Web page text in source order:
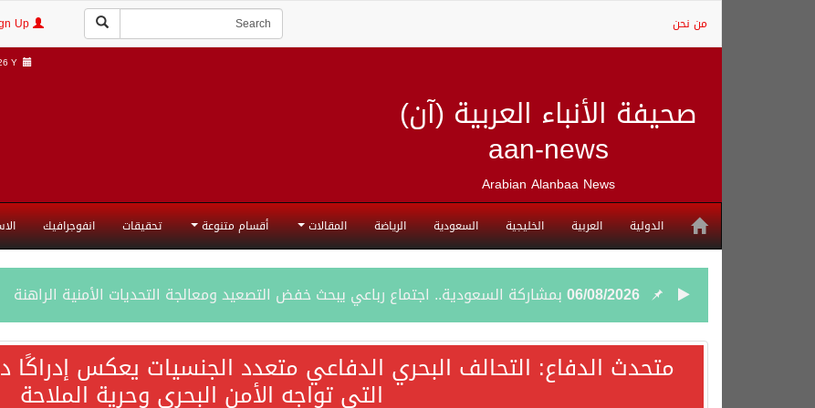
من نحن
صحيفة الأنباء العربية (آن)
aan-news
Arabian Alanbaa News
Y |
الدولية العربية الخليجية السعودية الرياضة المقالات أقسام متنوعة تحقيقات انفوجرافيك
06/08/2026 بمشاركة السعودية.. اجتماع رباعي يبحث خفض التصعيد ومعالجة التحديات الأمنية الراهنة
05/08/2026وزير الخارجية السعودي: جميع إجراءات إسرائيل الأحادية في أراضي فلسطين باطلة
متحدث الدفاع: التحالف البحري الدفاعي متعدد الجنسيات يعكس إدراكًا
التي تواجه الأمن البحري وحرية الملاحة